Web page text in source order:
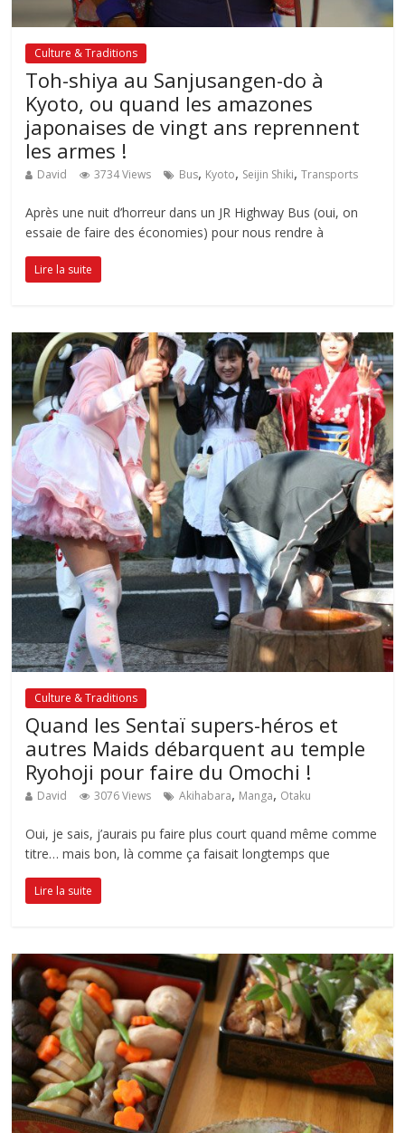
Culture & Traditions
Toh-shiya au Sanjusangen-do à
Kyoto, ou quand les amazones
japonaises de vingt ans reprennent
les armes !
David 3734 Views Bus, Kyoto, Seijin Shiki,Transports
Après une nuit d’horreur dans un JR Highway Bus (oui, on
essaie de faire des économies) pour nous rendre à
Lire la suite
Culture & Traditions
Quand les Sentaï supers-héros et
autres Maids débarquent au temple
Ryohoji pour faire du Omochi !
David 3076 Views Akihabara, Manga, Otaku
Oui, je sais, j’aurais pu faire plus court quand même comme
titre… mais bon, là comme ça faisait longtemps que
Lire la suite